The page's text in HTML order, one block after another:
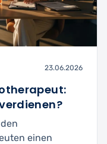
23.06.2026
einen